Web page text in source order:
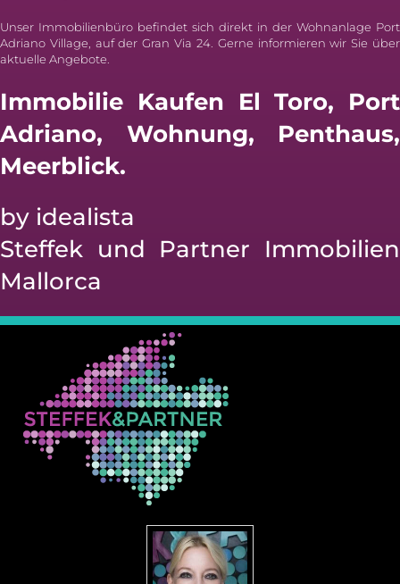
Unser Immobilienbüro befindet sich direkt in der Wohnanlage Port
Adriano Village, auf der Gran Via 24. Gerne informieren wir Sie über
aktuelle Angebote.
Immobilie Kaufen El Toro, Port
Adriano, Wohnung, Penthaus,
Meerblick.
by idealista
Steffek und Partner Immobilien
Mallorca